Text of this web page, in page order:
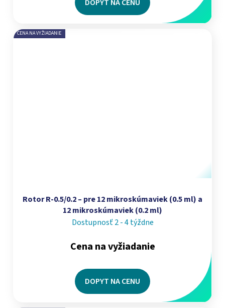
DOPYT NA CENU
CENA NA VYŽIADANIE
Rotor R-0.5/0.2 – pre 12 mikroskúmaviek (0.5 ml) a
12 mikroskúmaviek (0.2 ml)
Dostupnosť 2 - 4 týždne
Cena na vyžiadanie
DOPYT NA CENU